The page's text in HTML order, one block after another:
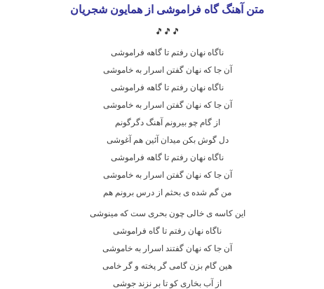
متن آهنگ گاه فراموشی از همایون شجریان
🎵🎵🎵
ناگاه نهان رفتم تا گاهه فراموشی
آن جا که نهان گفتن اسرار به خاموشی
ناگاه نهان رفتم تا گاهه فراموشی
آن جا که نهان گفتن اسرار به خاموشی
از گام چو بیرونم آهنگ دگرگونم
دل گوش بکن میدان آئین هم آغوشی
ناگاه نهان رفتم تا گاهه فراموشی
آن جا که نهان گفتن اسرار به خاموشی
من گم شده ی بحثم از درس برونم هم
این کاسه ی خالی چون بحری ست که مینوشی
ناگاه نهان رفتم تا گاه فراموشی
آن جا که نهان گفتند اسرار به خاموشی
هین گام بزن گامی گر پخته و گر خامی
از آب بخاری کو تا بر نزند جوشی